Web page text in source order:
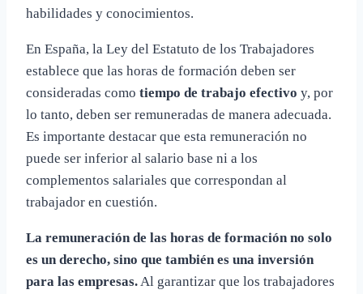
habilidades y conocimientos.
En España, la Ley del Estatuto de los Trabajadores
establece que las horas de formación deben ser
consideradas como tiempo de trabajo efectivo y, por
lo tanto, deben ser remuneradas de manera adecuada.
Es importante destacar que esta remuneración no
puede ser inferior al salario base ni a los
complementos salariales que correspondan al
trabajador en cuestión.
La remuneración de las horas de formación no solo
es un derecho, sino que también es una inversión
para las empresas.Al garantizar que los trabajadores